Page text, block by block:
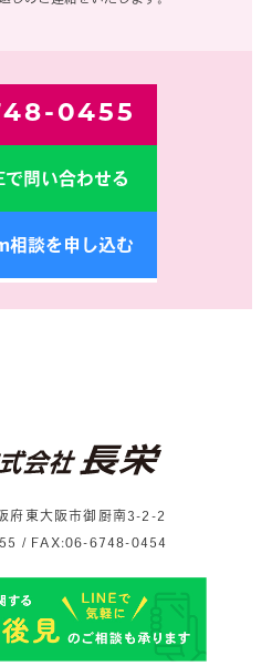
0455
で問い合わせる
相談を申し込む
東大阪市御厨南3-2-2
/ FAX:06-6748-0454